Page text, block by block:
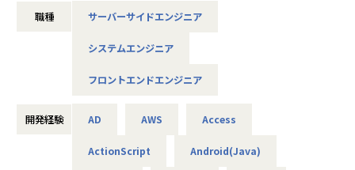
自社グループ企業向けのWeb・オープン系をメインとした各
て、要件定義、設計、見積もりなどの上流工程から、開発業
場合によってはインフラの構築や言語の選定までお任せでき
現在、PMが請け負っている案件を一緒に開発していただき
職種 サーバーサイドエンジニア
システムエンジニア
フロントエンドエンジニア
開発経験 AD AWS Access
ActionScript Android(Java)